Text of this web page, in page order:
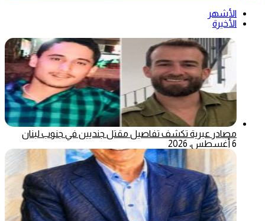
الأشهر
الأخيرة
مصادر عبرية تكشف تفاصيل مقتل جنديين في جنوب لبنان
6 أغسطس، 2026